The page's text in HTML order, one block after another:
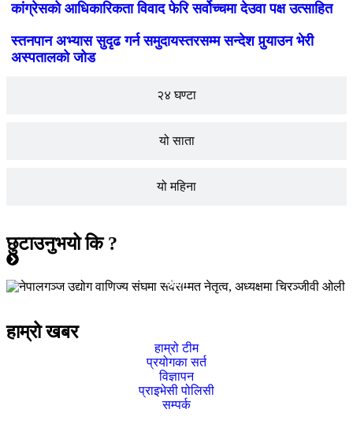
२४ घण्टा
यो साता
यो महिना
कांग्रेसको आधिकारिकता विवाद फेरि सर्वोच्चमा देउवा पक्ष उत्साहित
स्तनपान अभ्यास सुदृढ गर्न समुदायस्तरसम्म सन्देश पुर्‍याउन भेरी
अस्पतालको जोड
छुटाउनुभयो कि ?
जीवनशैली मुख्य समाचार शिक्षा
ओली
हाम्रो खबर
हाम्रो टीम
प्रयोगका सर्त
विज्ञापन
प्राइभेसी पोलिसी
सम्पर्क